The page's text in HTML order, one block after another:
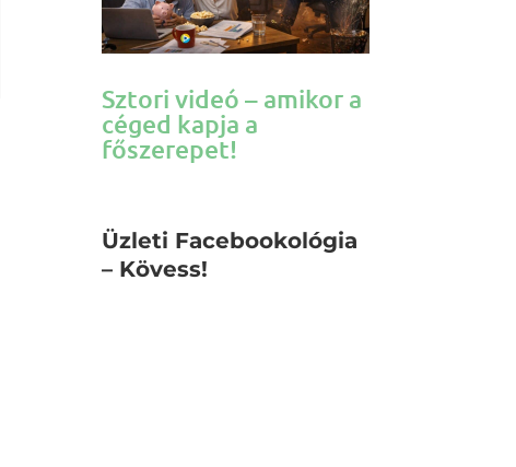
Sztori videó – amikor a
céged kapja a
főszerepet!
Üzleti Facebookológia
– Kövess!